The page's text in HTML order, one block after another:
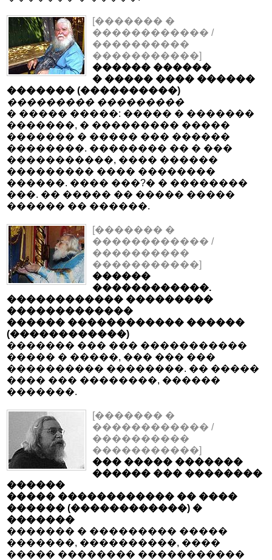
[������� �
������������ /
����������
�����������]
������ ������
� ����� ���� ������
������� (����������)
��������� ���������
� ����� �����: ����� � �������
�������, � ��������� �����
������� � ����� ��� ������
��������. �������� �� � ���
�����������, ���� ������
��������� ���� ��������
������. ���� ���?� � ��������
���. �� ����� �� ����� �����
������ �� ������.
[������� �
������������ /
����������
�����������]
������
������������.
������������ ���������
�������������
������ ������������ ������
(������������)
������� ��� ��� �����������
����� � �����, ��� ��� ���
���������� ��������. �� �����
���� ��� ��������, ������
�������.
[������� �
������������ /
����������
�����������]
��� ����� �������
������ ��� ��������
������
����� ������������ �� ����
������ (������������) �
�������
������� � ��������� �����
�������, ����������, ����
����� �������� �����������